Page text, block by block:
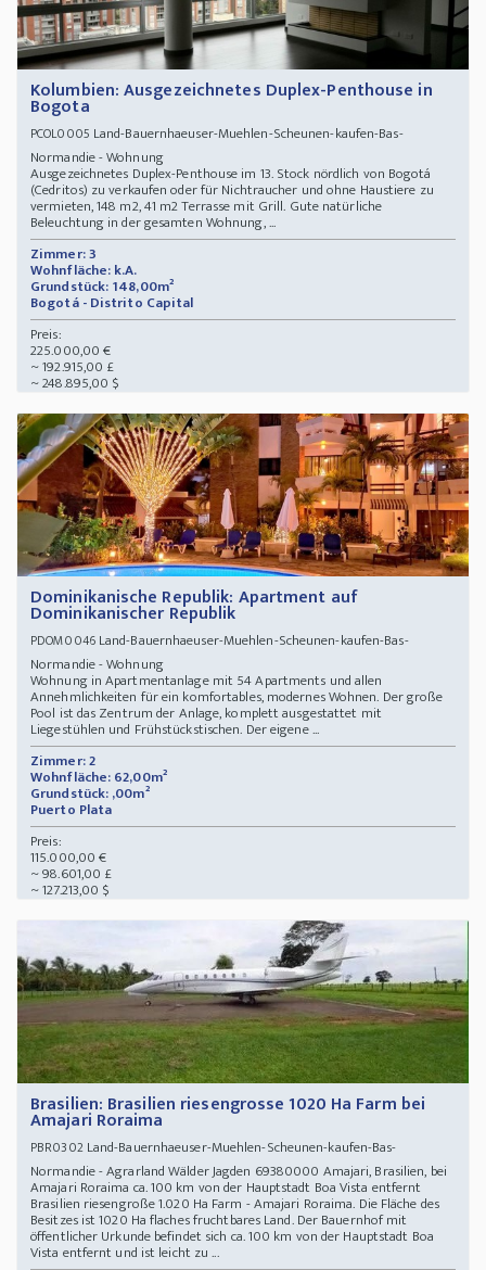
Kolumbien: Ausgezeichnetes Duplex-Penthouse in
Bogota
PCOL0005 Land-Bauernhaeuser-Muehlen-Scheunen-kaufen-Bas-
Normandie - Wohnung
Ausgezeichnetes Duplex-Penthouse im 13. Stock nördlich von Bogotá
(Cedritos) zu verkaufen oder für Nichtraucher und ohne Haustiere zu
vermieten, 148 m2, 41 m2 Terrasse mit Grill. Gute natürliche
Beleuchtung in der gesamten Wohnung, ...
Zimmer: 3
Wohnfläche: k.A.
Grundstück: 148,00m²
Bogotá - Distrito Capital
Preis:
225.000,00 €
~ 192.915,00 £
~ 248.895,00 $
Dominikanische Republik: Apartment auf
Dominikanischer Republik
PDOM0046Land-Bauernhaeuser-Muehlen-Scheunen-kaufen-Bas-
Normandie - Wohnung
Wohnung in Apartmentanlage mit 54 Apartments und allen
Annehmlichkeiten für ein komfortables, modernes Wohnen. Der große
Pool ist das Zentrum der Anlage, komplett ausgestattet mit
Liegestühlen und Frühstückstischen. Der eigene ...
Zimmer: 2
Wohnfläche: 62,00m²
Grundstück: ,00m²
Puerto Plata
Preis:
115.000,00 €
~ 98.601,00 £
~ 127.213,00 $
Brasilien: Brasilien riesengrosse 1020 Ha Farm bei
Amajari Roraima
PBR0302Land-Bauernhaeuser-Muehlen-Scheunen-kaufen-Bas-
Normandie - Agrarland Wälder Jagden 69380000 Amajari, Brasilien, bei
Amajari Roraima ca. 100 km von der Hauptstadt Boa Vista entfernt
Brasilien riesengroße 1.020 Ha Farm - Amajari Roraima. Die Fläche des
Besitzes ist 1020 Ha flaches fruchtbares Land. Der Bauernhof mit
öffentlicher Urkunde befindet sich ca. 100 km von der Hauptstadt Boa
Vista entfernt und ist leicht zu ...